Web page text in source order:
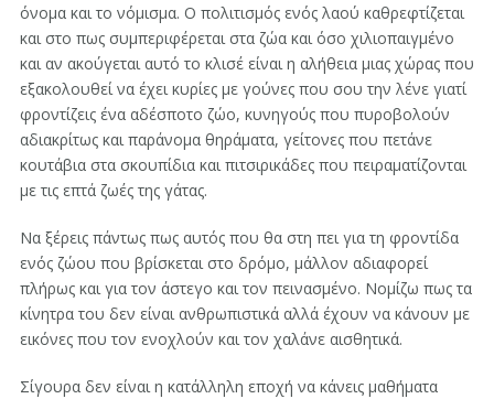
όνομα και το νόμισμα. Ο πολιτισμός ενός λαού καθρεφτίζεται
και στο πως συμπεριφέρεται στα ζώα και όσο χιλιοπαιγμένο
και αν ακούγεται αυτό το κλισέ είναι η αλήθεια μιας χώρας που
εξακολουθεί να έχει κυρίες με γούνες που σου την λένε γιατί
φροντίζεις ένα αδέσποτο ζώο, κυνηγούς που πυροβολούν
αδιακρίτως και παράνομα θηράματα, γείτονες που πετάνε
κουτάβια στα σκουπίδια και πιτσιρικάδες που πειραματίζονται
με τις επτά ζωές της γάτας.
Να ξέρεις πάντως πως αυτός που θα στη πει για τη φροντίδα
ενός ζώου που βρίσκεται στο δρόμο, μάλλον αδιαφορεί
πλήρως και για τον άστεγο και τον πεινασμένο. Νομίζω πως τα
κίνητρα του δεν είναι ανθρωπιστικά αλλά έχουν να κάνουν με
εικόνες που τον ενοχλούν και τον χαλάνε αισθητικά.
Σίγουρα δεν είναι η κατάλληλη εποχή να κάνεις μαθήματα